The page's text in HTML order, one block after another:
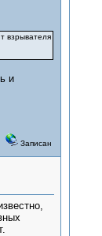
взрывателя
и
Записан